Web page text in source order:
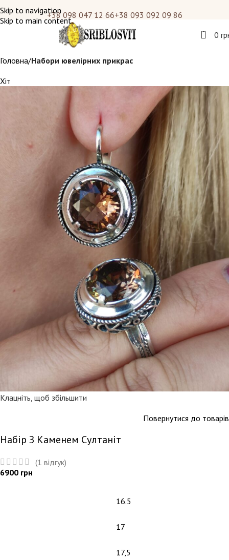
Skip to navigation
Skip to main content
+38 098 047 12 66+38 093 092 09 86
0 0
Головна Набори ювелірних прикрас
Хіт
Клацніть, щоб збільшити
Повернутися до товарів
Набір З Каменем Султаніт
(1 відгук)
6900 грн
16.5
17
17,5